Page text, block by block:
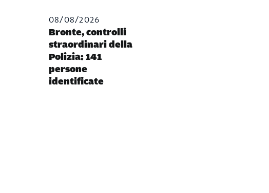
08/08/2026
Bronte, controlli
straordinari della
Polizia: 141
persone
identificate